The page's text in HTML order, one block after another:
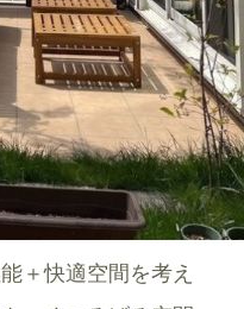
＋快適空間を考え